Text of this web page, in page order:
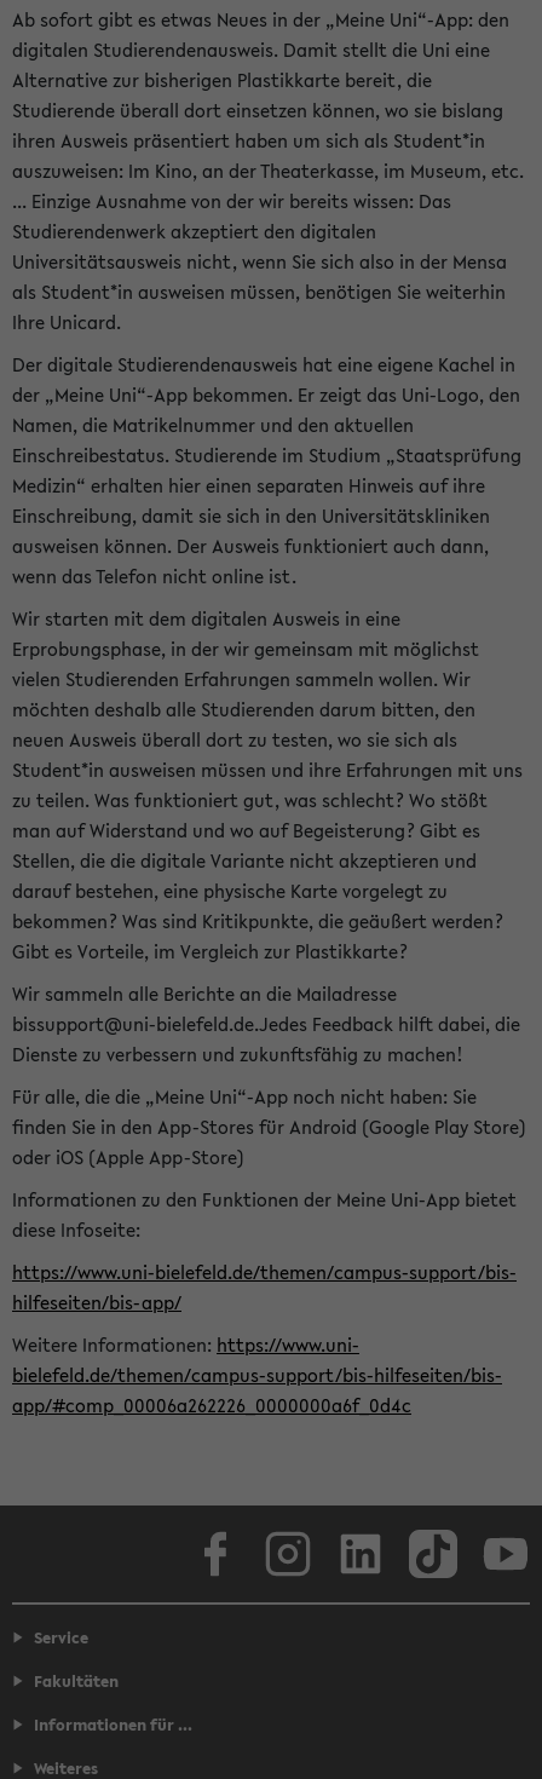
Ab sofort gibt es etwas Neues in der „Meine Uni“-App: den
digitalen Studierendenausweis. Damit stellt die Uni eine
Alternative zur bisherigen Plastikkarte bereit, die
Studierende überall dort einsetzen können, wo sie bislang
ihren Ausweis präsentiert haben um sich als Student*in
auszuweisen: Im Kino, an der Theaterkasse, im Museum, etc.
... Einzige Ausnahme von der wir bereits wissen: Das
Studierendenwerk akzeptiert den digitalen
Universitätsausweis nicht, wenn Sie sich also in der Mensa
als Student*in ausweisen müssen, benötigen Sie weiterhin
Ihre Unicard.
Der digitale Studierendenausweis hat eine eigene Kachel in
der „Meine Uni“-App bekommen. Er zeigt das Uni-Logo, den
Namen, die Matrikelnummer und den aktuellen
Einschreibestatus. Studierende im Studium „Staatsprüfung
Medizin“ erhalten hier einen separaten Hinweis auf ihre
Einschreibung, damit sie sich in den Universitätskliniken
ausweisen können. Der Ausweis funktioniert auch dann,
wenn das Telefon nicht online ist.
Wir starten mit dem digitalen Ausweis in eine
Erprobungsphase, in der wir gemeinsam mit möglichst
vielen Studierenden Erfahrungen sammeln wollen. Wir
möchten deshalb alle Studierenden darum bitten, den
neuen Ausweis überall dort zu testen, wo sie sich als
Student*in ausweisen müssen und ihre Erfahrungen mit uns
zu teilen. Was funktioniert gut, was schlecht? Wo stößt
man auf Widerstand und wo auf Begeisterung? Gibt es
Stellen, die die digitale Variante nicht akzeptieren und
darauf bestehen, eine physische Karte vorgelegt zu
bekommen? Was sind Kritikpunkte, die geäußert werden?
Gibt es Vorteile, im Vergleich zur Plastikkarte?
Wir sammeln alle Berichte an die Mailadresse
bissupport@uni-bielefeld.de.Jedes Feedback hilft dabei, die
Dienste zu verbessern und zukunftsfähig zu machen!
Für alle, die die „Meine Uni“-App noch nicht haben: Sie
finden Sie in den App-Stores für Android (Google Play Store)
oder iOS (Apple App-Store)
Informationen zu den Funktionen der Meine Uni-App bietet
diese Infoseite:
https://www.uni-bielefeld.de/themen/campus-support/bis-
hilfeseiten/bis-app/
Weitere Informationen: https://www.uni-
bielefeld.de/themen/campus-support/bis-hilfeseiten/bis-
app/#comp_00006a262226_0000000a6f_0d4c
Service
Fakultäten
Informationen für ...
Weiteres